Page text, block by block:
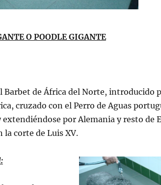
O POODLE GIGANTE
Barbet de África del Norte, introducido
cruzado con el Perro de Aguas
extendiéndose por Alemania y resto de
la corte de Luis XV.